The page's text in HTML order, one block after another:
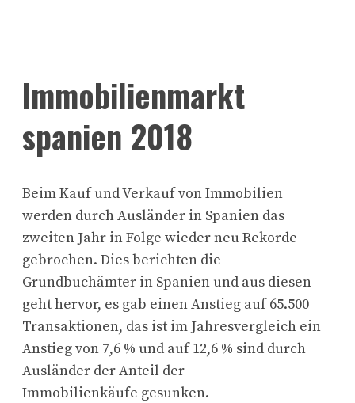
Immobilienmarkt
spanien 2018
Beim Kauf und Verkauf von Immobilien
werden durch Ausländer in Spanien das
zweiten Jahr in Folge wieder neu Rekorde
gebrochen. Dies berichten die
Grundbuchämter in Spanien und aus diesen
geht hervor, es gab einen Anstieg auf 65.500
Transaktionen, das ist im Jahresvergleich ein
Anstieg von 7,6 % und auf 12,6 % sind durch
Ausländer der Anteil der
Immobilienkäufe gesunken.